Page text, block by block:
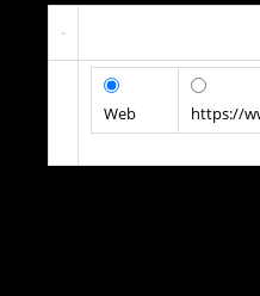
Web https://